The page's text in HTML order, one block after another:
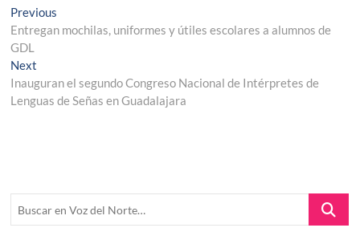
Navegación
de
entradas
Previous
post:
Entregan mochilas, uniformes y útiles escolares a alumnos de
GDL
Next
post:
Inauguran el segundo Congreso Nacional de Intérpretes de
Lenguas de Señas en Guadalajara
Buscar